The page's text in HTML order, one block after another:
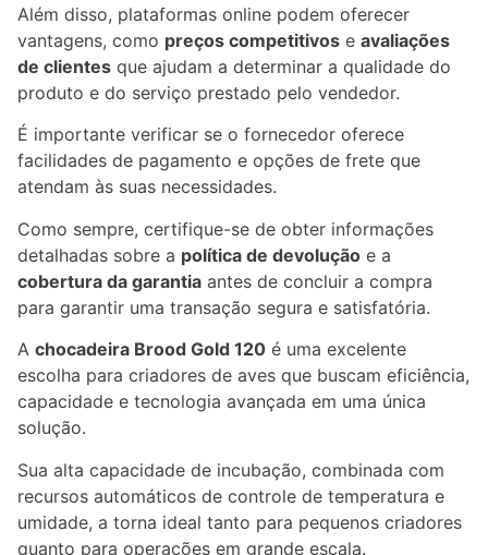
Além disso, plataformas online podem oferecer
vantagens, como preços competitivos e avaliações
de clientes que ajudam a determinar a qualidade do
produto e do serviço prestado pelo vendedor.
É importante verificar se o fornecedor oferece
facilidades de pagamento e opções de frete que
atendam às suas necessidades.
Como sempre, certifique-se de obter informações
detalhadas sobre a política de devolução e a
cobertura da garantia antes de concluir a compra
para garantir uma transação segura e satisfatória.
A chocadeira Brood Gold 120 é uma excelente
escolha para criadores de aves que buscam eficiência,
capacidade e tecnologia avançada em uma única
solução.
Sua alta capacidade de incubação, combinada com
recursos automáticos de controle de temperatura e
umidade, a torna ideal tanto para pequenos criadores
quanto para operações em grande escala.